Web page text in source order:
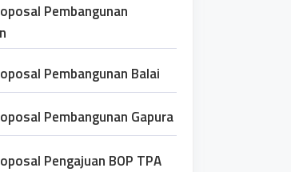
Pembangunan
Pembangunan Balai
Pembangunan Gapura
Pengajuan BOP TPA